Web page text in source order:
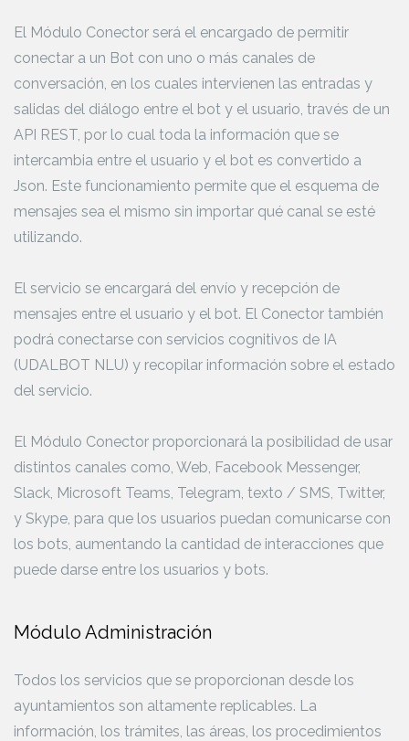
El Módulo Conector será el encargado de permitir
conectar a un Bot con uno o más canales de
conversación, en los cuales intervienen las entradas y
salidas del diálogo entre el bot y el usuario, través de un
API REST, por lo cual toda la información que se
intercambia entre el usuario y el bot es convertido a
Json. Este funcionamiento permite que el esquema de
mensajes sea el mismo sin importar qué canal se esté
utilizando.
El servicio se encargará del envío y recepción de
mensajes entre el usuario y el bot. El Conector también
podrá conectarse con servicios cognitivos de IA
(UDALBOT NLU) y recopilar información sobre el estado
del servicio.
El Módulo Conector proporcionará la posibilidad de usar
distintos canales como, Web, Facebook Messenger,
Slack, Microsoft Teams, Telegram, texto / SMS, Twitter,
y Skype, para que los usuarios puedan comunicarse con
los bots, aumentando la cantidad de interacciones que
puede darse entre los usuarios y bots.
Módulo Administración
Todos los servicios que se proporcionan desde los
ayuntamientos son altamente replicables. La
información, los trámites, las áreas, los procedimientos